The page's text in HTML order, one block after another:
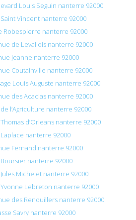
Louis Seguin nanterre 92000
Vincent nanterre 92000
Robespierre nanterre 92000
de Levallois nanterre 92000
Jeanne nanterre 92000
Coutainville nanterre 92000
Louis Auguste nanterre 92000
des Acacias nanterre 92000
l’Agriculture nanterre 92000
d’Orleans nanterre 92000
nanterre 92000
Fernand nanterre 92000
nanterre 92000
Michelet nanterre 92000
Lebreton nanterre 92000
des Renouillers nanterre 92000
Savry nanterre 92000